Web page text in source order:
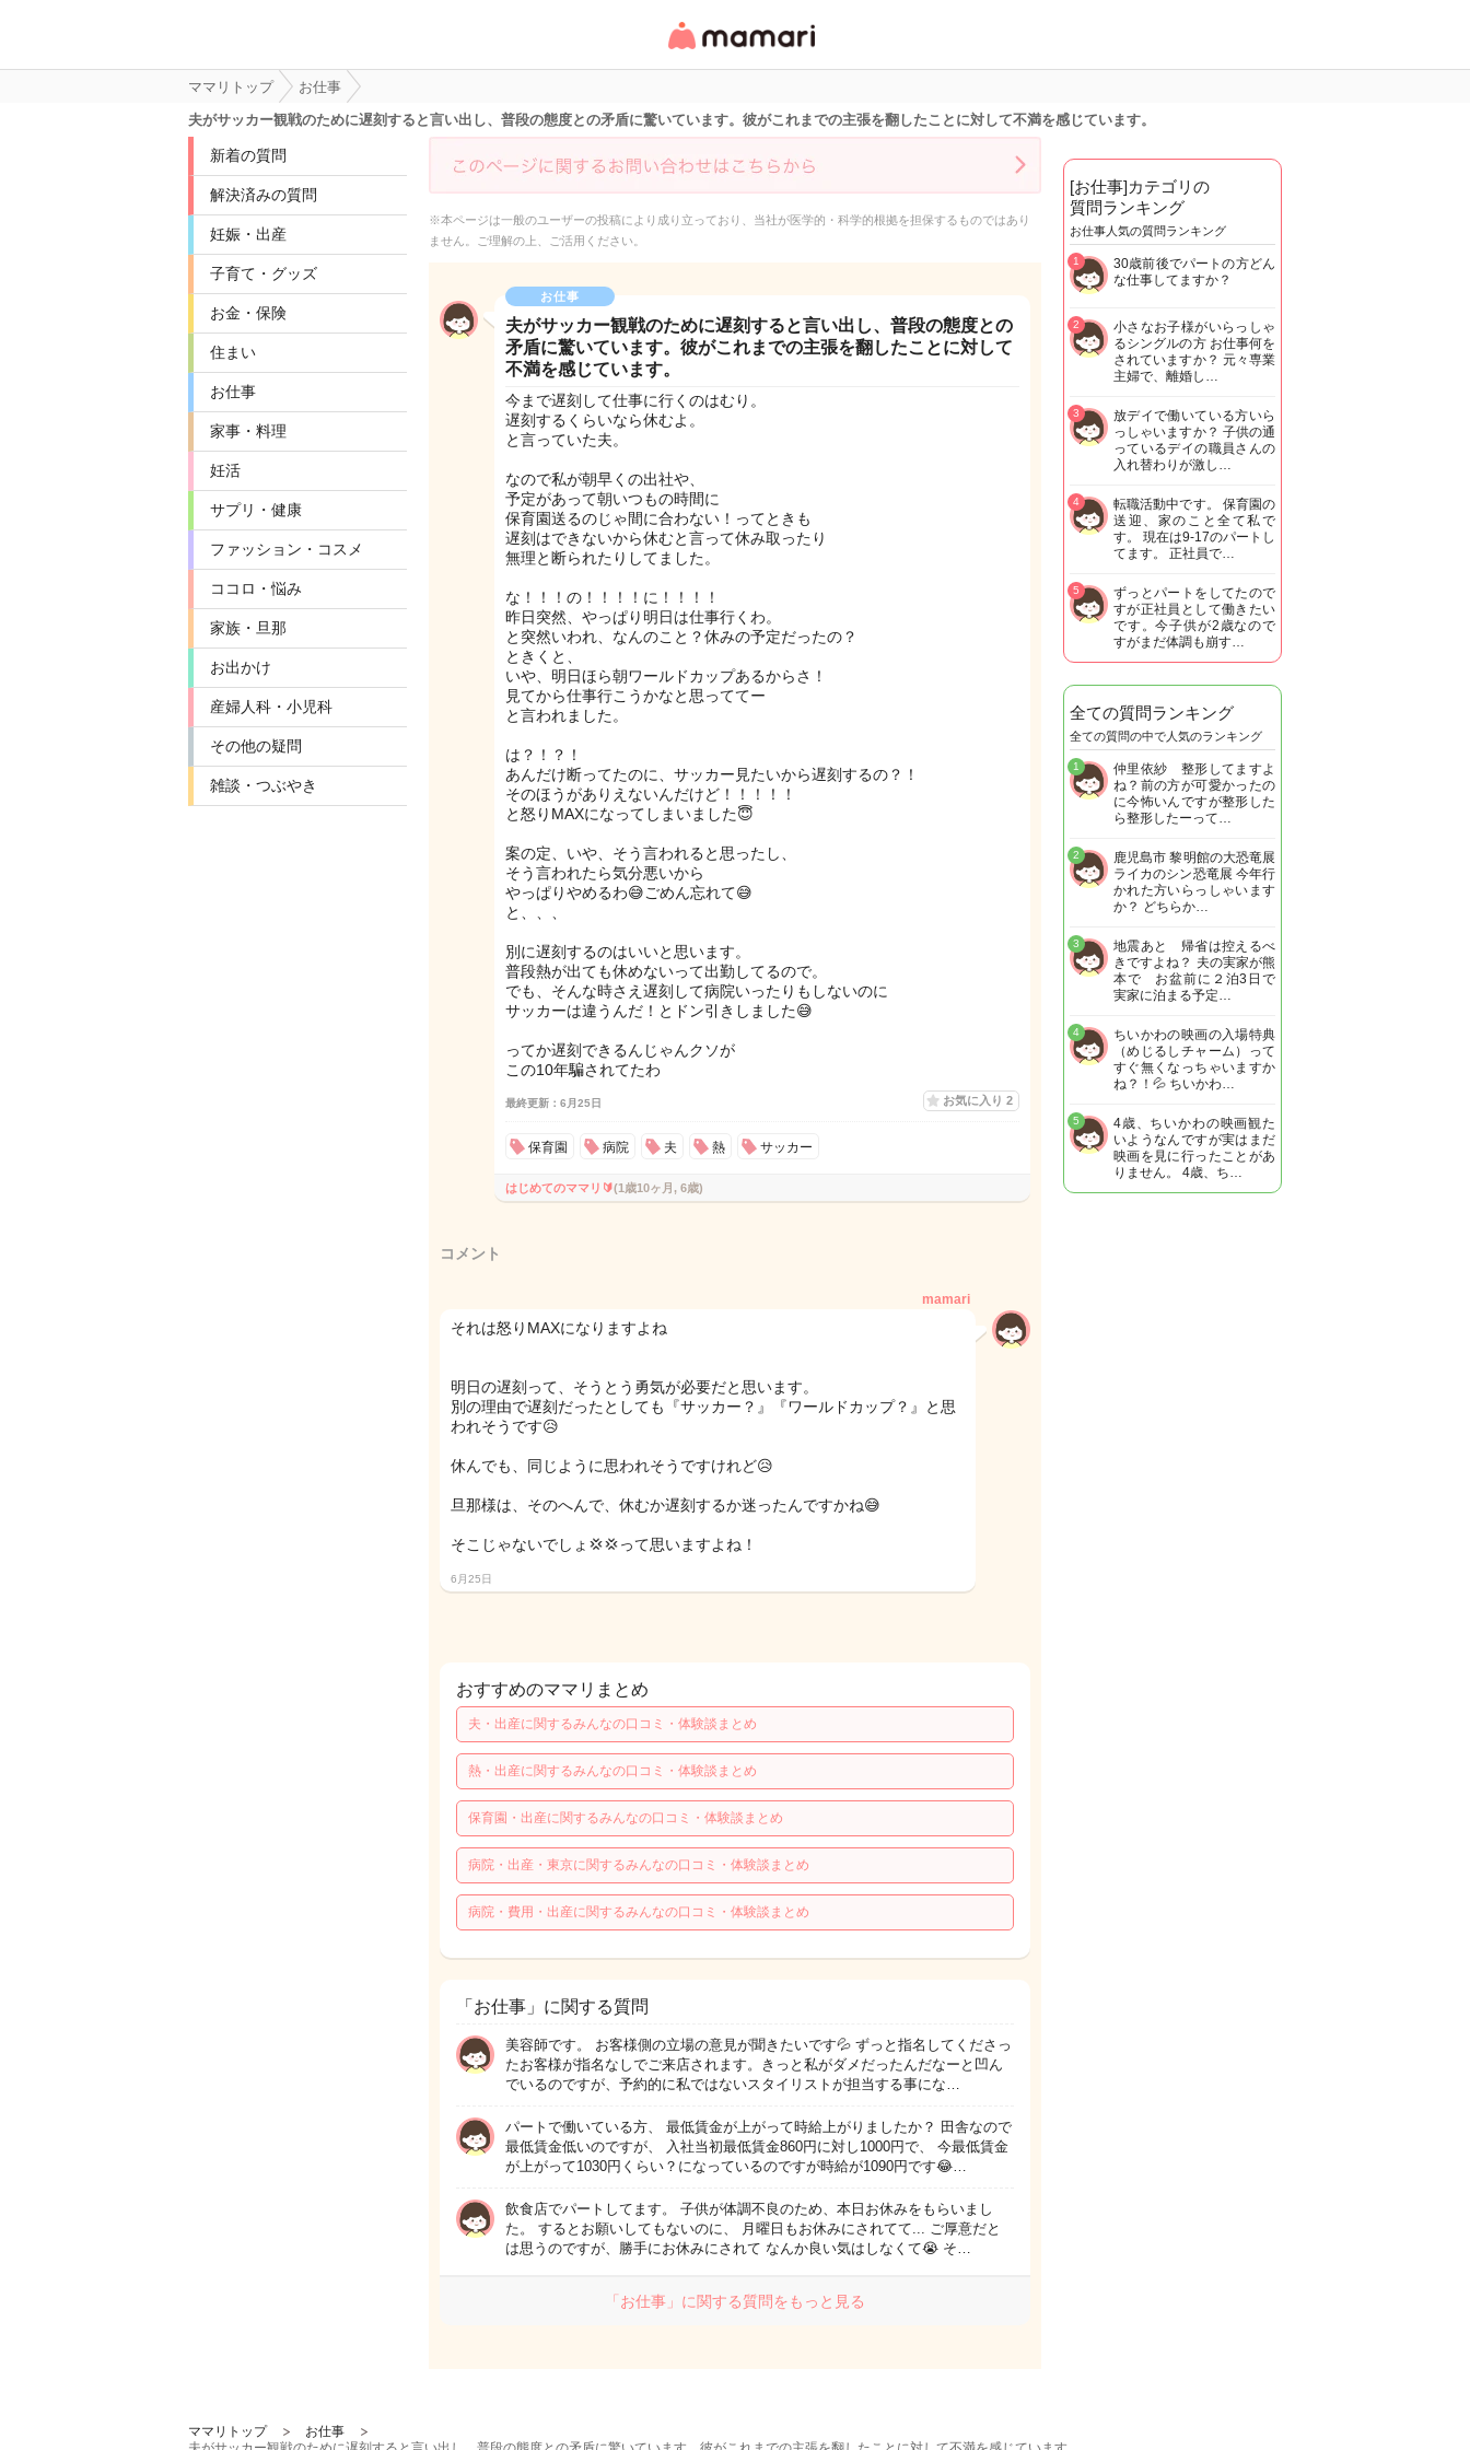
リ・情報サイト
ママリトップ
お仕事
夫がサッカー観戦のために遅刻すると言い出し、普段の態度との矛盾に驚いています。彼がこれまでの主張を翻したことに対して不満を感じています。
新着の質問
解決済みの質問
妊娠・出産
子育て・グッズ
お金・保険
住まい
お仕事
家事・料理
妊活
サプリ・健康
ファッション・コスメ
ココロ・悩み
家族・旦那
お出かけ
産婦人科・小児科
その他の疑問
雑談・つぶやき
※本ページは一般のユーザーの投稿により成り立っており、当社が医学的・科学的根拠を担保するものではあり
ません。ご理解の上、ご活用ください。
お仕事
夫がサッカー観戦のために遅刻すると言い出し、普段の態度との
矛盾に驚いています。彼がこれまでの主張を翻したことに対して
不満を感じています。
今まで遅刻して仕事に行くのはむり。
遅刻するくらいなら休むよ。
と言っていた夫。
なので私が朝早くの出社や、
予定があって朝いつもの時間に
保育園送るのじゃ間に合わない！ってときも
遅刻はできないから休むと言って休み取ったり
無理と断られたりしてました。
な！！！の！！！！に！！！！
昨日突然、やっぱり明日は仕事行くわ。
と突然いわれ、なんのこと？休みの予定だったの？
ときくと、
いや、明日ほら朝ワールドカップあるからさ！
見てから仕事行こうかなと思っててー
と言われました。
は？！？！
あんだけ断ってたのに、サッカー見たいから遅刻するの？！
そのほうがありえないんだけど！！！！！
と怒りMAXになってしまいました😇
案の定、いや、そう言われると思ったし、
そう言われたら気分悪いから
やっぱりやめるわ😅ごめん忘れて😅
と、、、
別に遅刻するのはいいと思います。
普段熱が出ても休めないって出勤してるので。
でも、そんな時さえ遅刻して病院いったりもしないのに
サッカーは違うんだ！とドン引きしました😅
ってか遅刻できるんじゃんクソが
この10年騙されてたわ
最終更新：6月25日 お気に入り 2
保育園 病院 夫 熱 サッカー
はじめてのママリ🔰(1歳10ヶ月, 6歳)
コメント
mamari
それは怒りMAXになりますよね
明日の遅刻って、そうとう勇気が必要だと思います。
別の理由で遅刻だったとしても『サッカー？』『ワールドカップ？』と思
われそうです😥
休んでも、同じように思われそうですけれど😥
旦那様は、そのへんで、休むか遅刻するか迷ったんですかね😅
そこじゃないでしょ💢💢って思いますよね！
6月25日
おすすめのママリまとめ
夫・出産に関するみんなの口コミ・体験談まとめ
熱・出産に関するみんなの口コミ・体験談まとめ
保育園・出産に関するみんなの口コミ・体験談まとめ
病院・出産・東京に関するみんなの口コミ・体験談まとめ
病院・費用・出産に関するみんなの口コミ・体験談まとめ
「お仕事」に関する質問
美容師です。 お客様側の立場の意見が聞きたいです💦 ずっと指名してくださっ
たお客様が指名なしでご来店されます。きっと私がダメだったんだなーと凹ん
でいるのですが、予約的に私ではないスタイリストが担当する事にな…
パートで働いている方、 最低賃金が上がって時給上がりましたか？ 田舎なので
最低賃金低いのですが、 入社当初最低賃金860円に対し1000円で、 今最低賃金
が上がって1030円くらい？になっているのですが時給が1090円です😂…
飲食店でパートしてます。 子供が体調不良のため、本日お休みをもらいまし
た。 するとお願いしてもないのに、 月曜日もお休みにされてて... ご厚意だと
は思うのですが、勝手にお休みにされて なんか良い気はしなくて😭 そ…
「お仕事」に関する質問をもっと見る
[お仕事]カテゴリの
質問ランキング
お仕事人気の質問ランキング
30歳前後でパートの方どん
な仕事してますか？
1
小さなお子様がいらっしゃ
るシングルの方 お仕事何を
されていますか？ 元々専業
主婦で、離婚し…
2
放デイで働いている方いら
っしゃいますか？ 子供の通
っているデイの職員さんの
入れ替わりが激し…
3
転職活動中です。 保育園の
送迎、家のこと全て私で
す。 現在は9-17のパートし
てます。 正社員で…
4
ずっとパートをしてたので
すが正社員として働きたい
です。今子供が2歳なので
すがまだ体調も崩す…
5
全ての質問ランキング
全ての質問の中で人気のランキング
仲里依紗 整形してますよ
ね？前の方が可愛かったの
に今怖いんですが整形した
ら整形したーって…
1
鹿児島市 黎明館の大恐竜展
ライカのシン恐竜展 今年行
かれた方いらっしゃいます
か？ どちらか…
2
地震あと 帰省は控えるべ
きですよね？ 夫の実家が熊
本で お盆前に２泊3日で
実家に泊まる予定…
3
ちいかわの映画の入場特典
（めじるしチャーム）って
すぐ無くなっちゃいますか
ね？！💦 ちいかわ…
4
4歳、ちいかわの映画観た
いようなんですが実はまだ
映画を見に行ったことがあ
りません。 4歳、ち…
5
ママリトップ
お仕事